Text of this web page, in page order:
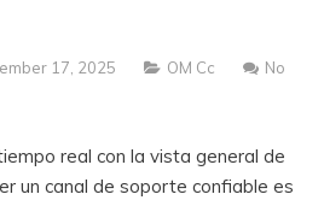
17, 2025 OM Cc
No
real con la vista general de
un canal de soporte confiable es